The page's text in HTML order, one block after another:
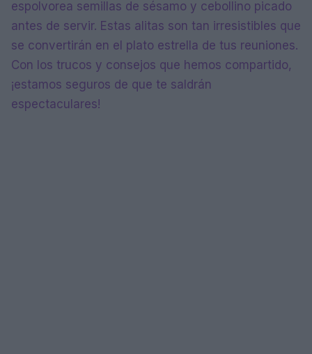
espolvorea semillas de sésamo y cebollino picado
antes de servir. Estas alitas son tan irresistibles que
se convertirán en el plato estrella de tus reuniones.
Con los trucos y consejos que hemos compartido,
¡estamos seguros de que te saldrán
espectaculares!